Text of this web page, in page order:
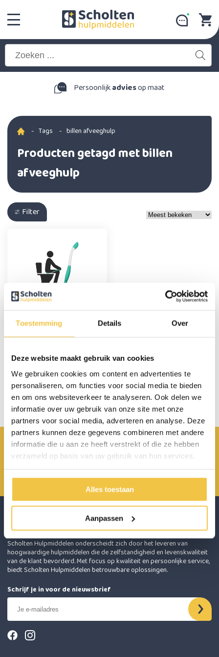
Toestemming Details Over
Deze website maakt gebruik van cookies
We gebruiken cookies om content en advertenties te
personaliseren, om functies voor social media te bieden
en om ons websiteverkeer te analyseren. Ook delen we
informatie over uw gebruik van onze site met onze
partners voor social media, adverteren en analyse. Deze
partners kunnen deze gegevens combineren met andere
informatie die u aan ze heeft verstrekt of die ze hebben
verzameld op basis van uw gebruik van hun services.
Alles toestaan
Aanpassen
Persoonlijkadviesop maat
- Tags - billen afveeghulp
Producten getagd met billen
afveeghulp
Filter
Billen afveeghulp
14,95
Persoonlijk advies
Start chat
info@scholten-hulpmiddelen.nl
0485 800 814
Achterbroek 15 6596 MP Milsbeek
Scholten Hulpmiddelen onderscheidt zich door het leveren van
hoogwaardige hulpmiddelen die de zelfstandigheid en levenskwaliteit
van de klant bevorderd. Met focus op kwaliteit en persoonlijke service,
biedt Scholten Hulpmiddelen betrouwbare oplossingen.
Schrijf je in voor de nieuwsbrief